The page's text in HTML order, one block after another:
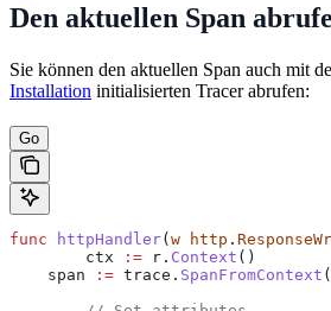
Den aktuellen Span
Sie können den aktuellen Span auch mit
Installation initialisierten Tracer abrufen:
Go
func httpHandler(w http .
	ctx
:= r . Context ()
    span
:= trace . SpanFromContext (